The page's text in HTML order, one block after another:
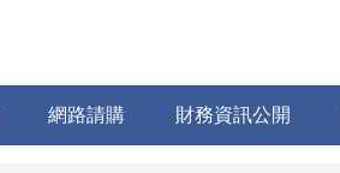
網路請購 財務資訊公開